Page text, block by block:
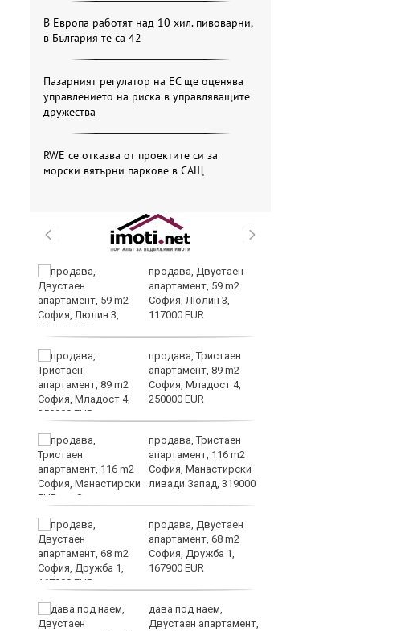
В Европа работят над 10 хил. пивоварни,
в България те са 42
Пазарният регулатор на ЕС ще оценява
управлението на риска в управляващите
дружества
RWE се отказва от проектите си за
морски вятърни паркове в САЩ
продава, Двустаен
апартамент, 59 m2
София, Люлин 3,
117000 EUR
продава, Тристаен
апартамент, 89 m2
София, Младост 4,
250000 EUR
продава, Тристаен
апартамент, 116 m2
София, Манастирски
ливади Запад, 319000
EUR
продава, Двустаен
апартамент, 68 m2
София, Дружба 1,
167900 EUR
дава под наем,
Двустаен апартамент,